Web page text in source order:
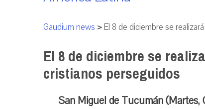
Gaudium news >El 8 de diciembre se
El 8 de diciembre se
cristianos perseguidos
San Miguel de Tucumán (Martes,